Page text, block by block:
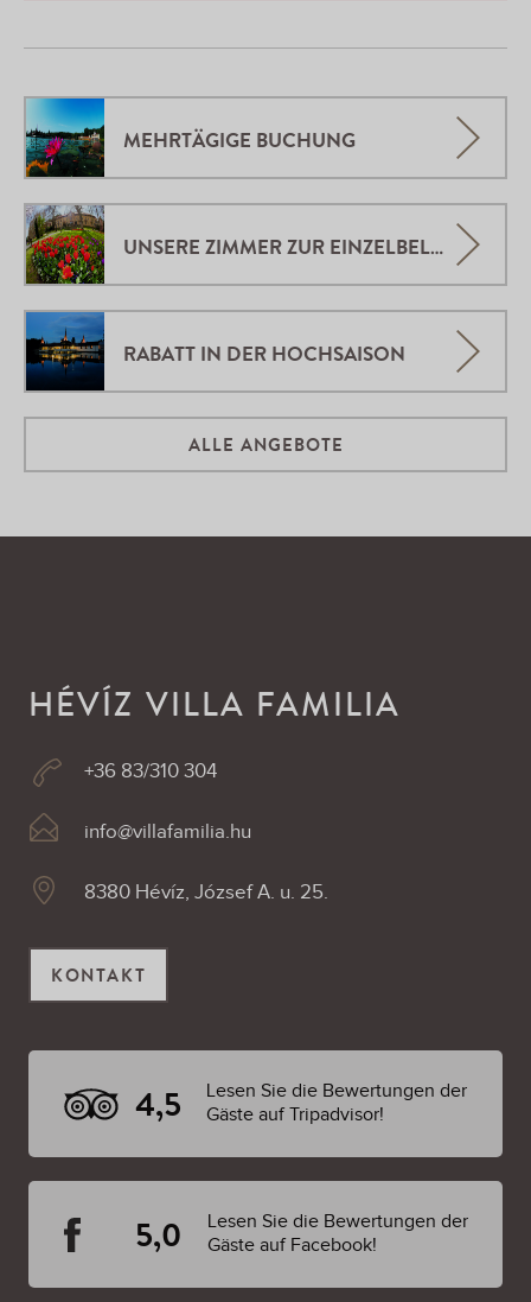
MEHRTÄGIGE BUCHUNG
UNSERE ZIMMER ZUR EINZELBELEGUNG
RABATT IN DER HOCHSAISON
ALLE ANGEBOTE
HÉVÍZ VILLA FAMILIA
+36 83/310 304
info@villafamilia.hu
8380 Hévíz, József A. u. 25.
KONTAKT
4,5
Lesen Sie die Bewertungen der
Gäste auf Tripadvisor!
5,0
Lesen Sie die Bewertungen der
Gäste auf Facebook!